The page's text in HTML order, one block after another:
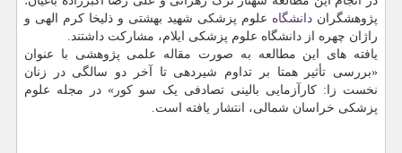
پژوهشگران دانشگاه علوم پزشکی شهید بهشتی و ذلیخا کرم الهی و
راژان چهره از دانشگاه علوم پزشکی ایلام، مشارکت داشتند.
یافته های این مطالعه به صورت مقاله علمی پژوهشی با عنوان
«بررسی تأثیر همتا بر تداوم شیردهی تا آخر دو سالگی در زنان
نخست زا: کارآزمایی بالینی تصادفی یک سو کور» در مجله علوم
پزشکی خراسان شمالی، انتشار یافته است.